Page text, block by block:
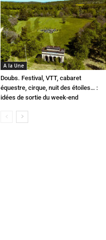
A la Une
Doubs. Festival, VTT, cabaret
équestre, cirque, nuit des étoiles… :
idées de sortie du week-end